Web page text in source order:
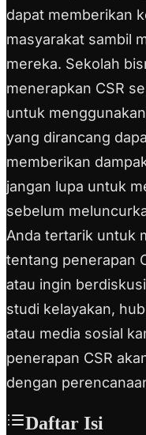
dapat memberikan
masyarakat sambil
mereka. Sekolah
menerapkan CSR
untuk
yang dirancang
memberikan
jangan lupa untuk
sebelum
Anda tertarik untuk
tentang penerapan
atau ingin
studi kelayakan,
atau media sosial
penerapan CSR
dengan
Daftar Isi